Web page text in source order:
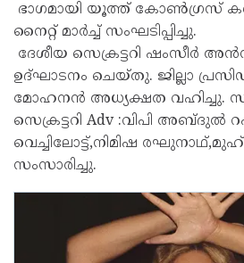
ഭാഗമായി യൂത്ത് കോൺഗ്രസ് കണ്ണൂർ
നൈറ്റ് മാർച്ച് സംഘടിപ്പിച്ചു.
ദേശീയ സെക്രട്ടറി ഷംസീർ
ഉദ്ഘാടനം ചെയ്തു. ജില്ലാ
മോഹനൻ അധ്യക്ഷത വഹിച്ചു.
സെക്രട്ടറി Adv :വിപി അബ്ദുൽ
വെച്ചിലോട്ട്,നിമിഷ
സംസാരിച്ചു.